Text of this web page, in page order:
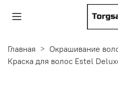
Главная
Окрашивание
Краска для волос Estel